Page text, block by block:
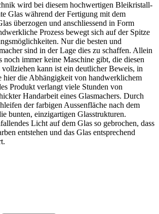
wird bei diesem hochwertigen Bleikristall-
Glas während der Fertigung mit dem
überzogen und anschliessend in Form
Prozess bewegt sich auf der Spitze
Nur die besten und
sind in der Lage dies zu schaffen. Allein
noch immer keine Maschine gibt, die diesen
vollziehen kann ist ein deutlicher Beweis, in
hier die Abhängigkeit von handwerklichem
Produkt verlangt viele Stunden von
Handarbeit eines Glasmachers. Durch
der farbigen Aussenfläche nach dem
bunten, einzigartigen Glasstrukturen.
Licht auf dem Glas so gebrochen, dass
entstehen und das Glas entsprechend